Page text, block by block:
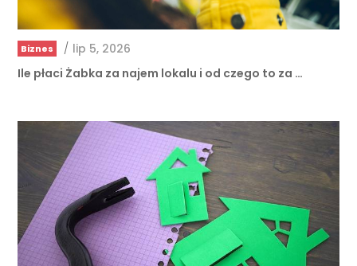
Biznes / lip 5, 2026
Ile płaci Żabka za najem lokalu i od czego to za …